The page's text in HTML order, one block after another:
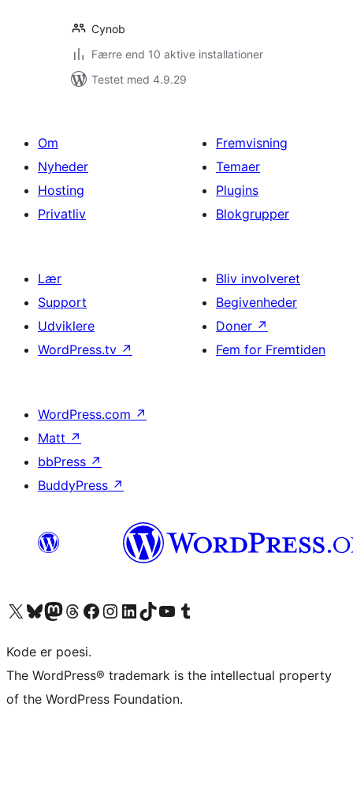
Cynob
Færre end 10 aktive installationer
Testet med 4.9.29
Om
Nyheder
Hosting
Privatliv
Fremvisning
Temaer
Plugins
Blokgrupper
Lær
Support
Udviklere
WordPress.tv ↗
Bliv involveret
Begivenheder
Doner ↗
Fem for Fremtiden
WordPress.com ↗
Matt ↗
bbPress ↗
BuddyPress ↗
Besøg vores X (tidligere Twitter) konto
Besøg vores Bluesky-konto
Besøg vores Mastodon konto
Besøg vores Threads-konto
Besøg vores Facebook sideBesøg vores Instagram konto
Besøg vores LinkedIn konto
Besøg vores TikTok-konto
Besøg vores YouTube-kanalBesøg vores Tumblr-konto
Kode er poesi.
The WordPress® trademark is the intellectual property
of the WordPress Foundation.